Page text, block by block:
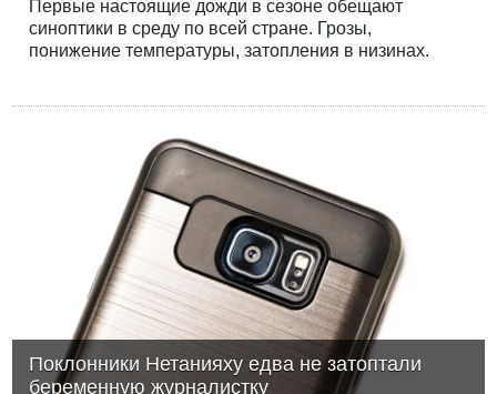
Первые настоящие дожди в сезоне обещают
синоптики в среду по всей стране. Грозы,
понижение температуры, затопления в низинах.
Поклонники Нетанияху едва не затоптали
беременную журналистку